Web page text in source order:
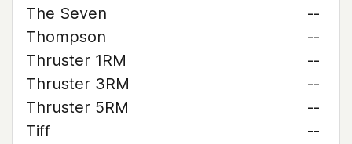
The Seven
--
Thompson
--
Thruster 1RM
--
Thruster 3RM
--
Thruster 5RM
--
Tiff
--